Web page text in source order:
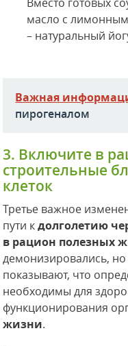
масло с лимонным
– натуральный
Важная
пирогеналом
3. Включите в
строительные
клеток
Третье важное
пути кдолголетию
в рацион полезных
демонизировались,
показывают, что
необходимы для
функционирования
жизни.